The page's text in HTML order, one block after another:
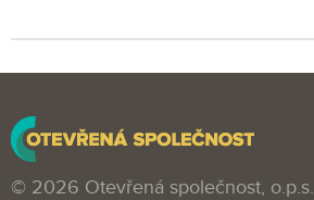
© 2026 Otevřená společnost, o.p.s.